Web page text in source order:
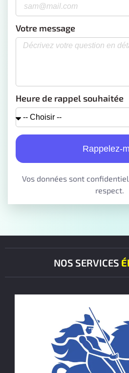
Votre message
Heure de rappel souhaitée
Rappelez-
Vos données sont
respect.
NOS SERVICES